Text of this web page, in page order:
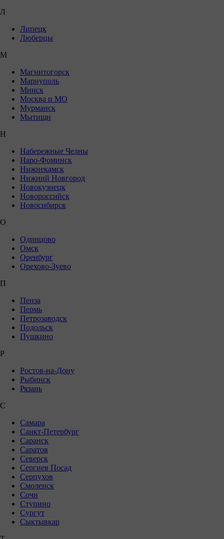
Л
Липецк
Люберцы
М
Магнитогорск
Мариуполь
Минск
Москва и МО
Мурманск
Мытищи
Н
Набережные Челны
Наро-Фоминск
Нижнекамск
Нижний Новгород
Новокузнецк
Новороссийск
Новосибирск
О
Одинцово
Омск
Оренбург
Орехово-Зуево
П
Пенза
Пермь
Петрозаводск
Подольск
Пушкино
Р
Ростов-на-Дону
Рыбинск
Рязань
С
Самара
Санкт-Петербург
Саранск
Саратов
Северск
Сергиев Посад
Серпухов
Смоленск
Сочи
Ступино
Сургут
Сыктывкар